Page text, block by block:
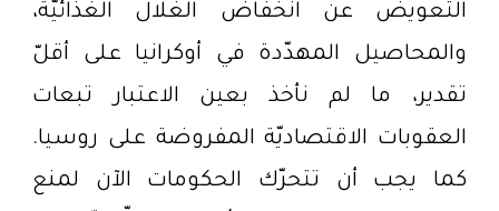
التّعويض عن انخفاض الغلال الغذائيّة،
والمحاصيل المهدّدة في أوكرانيا على أقلّ
تقدير، ما لم نأخذ بعين الاعتبار تبعات
العقوبات الاقتصاديّة المفروضة على روسيا.
كما يجب أن تتحرّك الحكومات الآن لمنع